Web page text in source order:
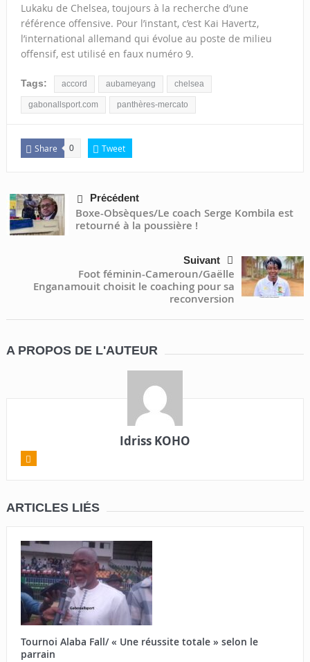
Lukaku de Chelsea, toujours à la recherche d’une
référence offensive. Pour l’instant, c’est Kai Havertz,
l’international allemand qui évolue au poste de milieu
offensif, est utilisé en faux numéro 9.
Tags: accord aubameyang chelsea
gabonallsport.com panthères-mercato
Share 0 Tweet
Précédent
Boxe-Obsèques/Le coach Serge Kombila est
retourné à la poussière !
Suivant
Foot féminin-Cameroun/Gaëlle
Enganamouit choisit le coaching pour sa
reconversion
A PROPOS DE L'AUTEUR
Idriss KOHO
ARTICLES LIÉS
Tournoi Alaba Fall/ « Une réussite totale » selon le
parrain